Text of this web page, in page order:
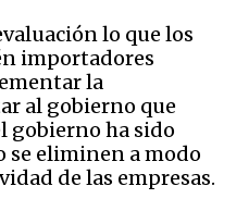
lo que los
importadores
la
al gobierno que
gobierno ha sido
se eliminen a modo
de las empresas.